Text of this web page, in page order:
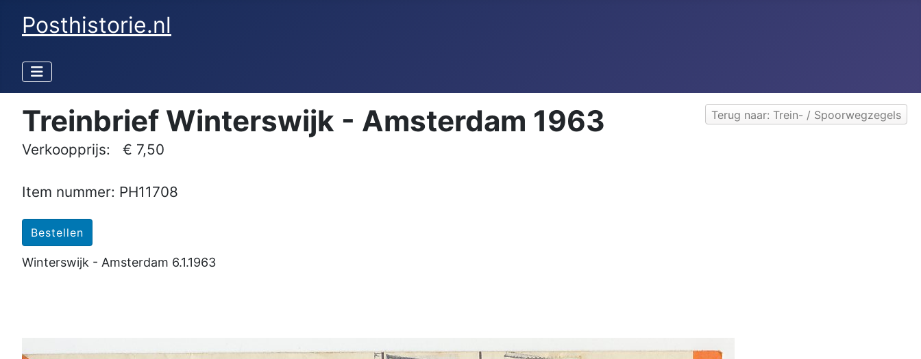
Posthistorie.nl
Terug naar: Trein- / Spoorwegzegels
Treinbrief Winterswijk - Amsterdam 1963
Verkoopprijs: € 7,50
Item nummer: PH11708
Winterswijk - Amsterdam 6.1.1963